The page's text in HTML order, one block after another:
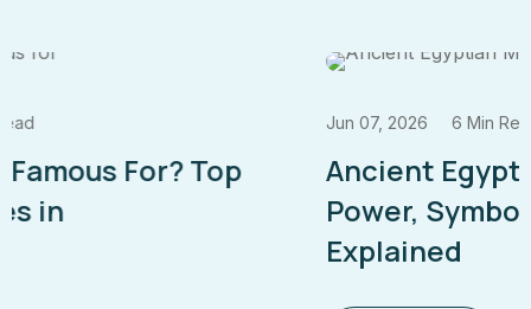
Jun 07, 2026
Ancient Egyptian Magic: Heka
Power, Symbols & Rituals